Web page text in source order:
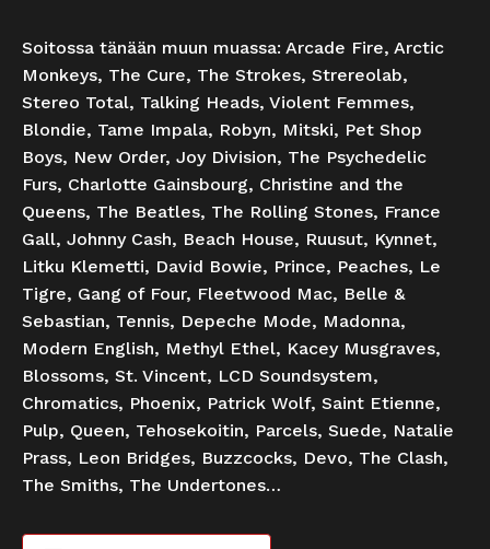
Soitossa tänään muun muassa: Arcade Fire, Arctic
Monkeys, The Cure, The Strokes, Strereolab,
Stereo Total, Talking Heads, Violent Femmes,
Blondie, Tame Impala, Robyn, Mitski, Pet Shop
Boys, New Order, Joy Division, The Psychedelic
Furs, Charlotte Gainsbourg, Christine and the
Queens, The Beatles, The Rolling Stones, France
Gall, Johnny Cash, Beach House, Ruusut, Kynnet,
Litku Klemetti, David Bowie, Prince, Peaches, Le
Tigre, Gang of Four, Fleetwood Mac, Belle &
Sebastian, Tennis, Depeche Mode, Madonna,
Modern English, Methyl Ethel, Kacey Musgraves,
Blossoms, St. Vincent, LCD Soundsystem,
Chromatics, Phoenix, Patrick Wolf, Saint Etienne,
Pulp, Queen, Tehosekoitin, Parcels, Suede, Natalie
Prass, Leon Bridges, Buzzcocks, Devo, The Clash,
The Smiths, The Undertones…